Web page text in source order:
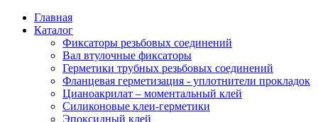
Главная
Каталог
Фиксаторы резьбовых соединений
Вал втулочные фиксаторы
Герметики трубных резьбовых соединений
Фланцевая герметизация - уплотнители прокладок
Цианоакрилат – моментальный клей
Силиконовые клеи-герметики
Эпоксидный клей